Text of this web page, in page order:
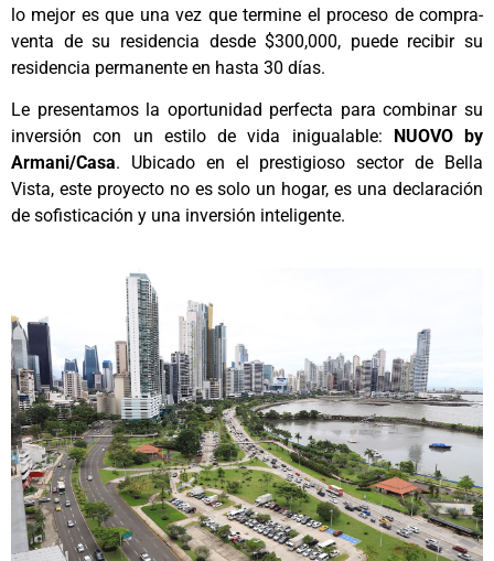
lo mejor es que una vez que termine el proceso de compra-
venta de su residencia desde $300,000, puede recibir su
residencia permanente en hasta 30 días.
Le presentamos la oportunidad perfecta para combinar su
inversión con un estilo de vida inigualable:
NUOVO by
Armani/Casa. Ubicado en el prestigioso sector de Bella
Vista, este proyecto no es solo un hogar, es una declaración
de sofisticación y una inversión inteligente.